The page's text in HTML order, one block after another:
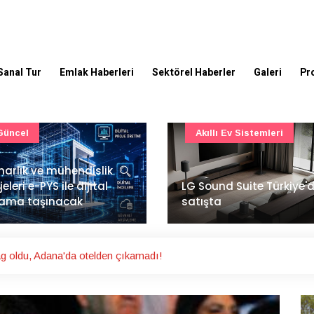
Tur Emlak Haberleri Sektörel Haberler Galeri
Suite Türkiye'de
Ev Sistemleri
İstanbul Havalimanı'nın
ana pistinde sona doğru
Ulaşım
oldu, Adana'da otelden çıkamadı!